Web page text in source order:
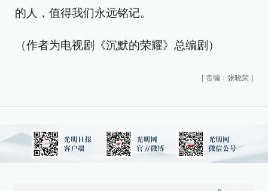
的人，值得我们永远铭记。
（作者为电视剧《沉默的荣耀》总编剧）
[ 责编：张晓荣 ]